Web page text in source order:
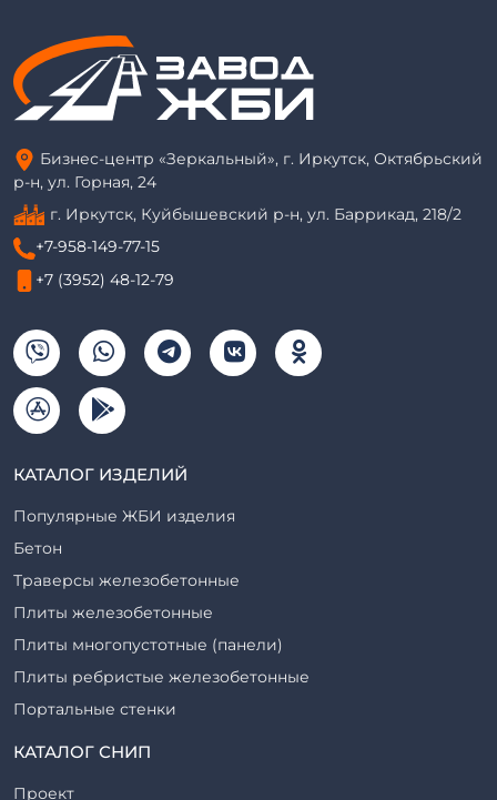
Бизнес-центр «Зеркальный», г. Иркутск, Октябрьский
р-н, ул. Горная, 24
г. Иркутск, Куйбышевский р-н, ул. Баррикад, 218/2
+7-958-149-77-15
+7 (3952) 48-12-79
КАТАЛОГ ИЗДЕЛИЙ
Популярные ЖБИ изделия
Бетон
Траверсы железобетонные
Плиты железобетонные
Плиты многопустотные (панели)
Плиты ребристые железобетонные
Портальные стенки
Прогоны железобетонные
КАТАЛОГ СНИП
Проект